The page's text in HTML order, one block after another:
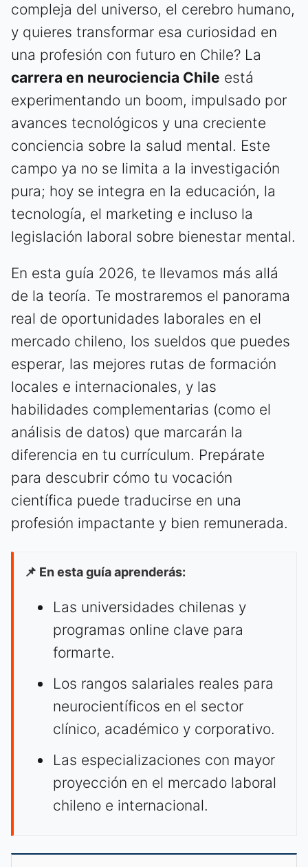
compleja del universo, el cerebro humano,
y quieres transformar esa curiosidad en
una profesión con futuro en Chile? La
carrera en neurociencia Chile está
experimentando un boom, impulsado por
avances tecnológicos y una creciente
conciencia sobre la salud mental. Este
campo ya no se limita a la investigación
pura; hoy se integra en la educación, la
tecnología, el marketing e incluso la
legislación laboral sobre bienestar mental.
En esta guía 2026, te llevamos más allá
de la teoría. Te mostraremos el panorama
real de oportunidades laborales en el
mercado chileno, los sueldos que puedes
esperar, las mejores rutas de formación
locales e internacionales, y las
habilidades complementarias (como el
análisis de datos) que marcarán la
diferencia en tu currículum. Prepárate
para descubrir cómo tu vocación
científica puede traducirse en una
profesión impactante y bien remunerada.
📌 En esta guía aprenderás:
Las universidades chilenas y
programas online clave para
formarte.
Los rangos salariales reales para
neurocientíficos en el sector
clínico, académico y corporativo.
Las especializaciones con mayor
proyección en el mercado laboral
chileno e internacional.